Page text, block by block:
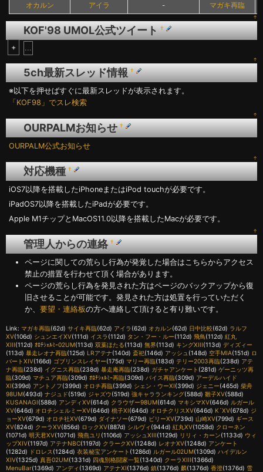
オカルン アイラ - マガキ再臨
↑
KOF'98 UMOL公式ツイート†
+ ...
↑
5ch最新スレッド情報†
※以下を押せばすぐに最新スレッドが表示されます。
「KOF98」でスレ検索
↑
OURPALMお知らせ†
OURPALM公式お知らせ
↑
対応機種†
iOS7以降を搭載したiPhoneまたはiPod touchが必要です。
iPadOS7以降を搭載したiPadが必要です。
Apple M1チップとMacOS11.0以降を搭載したMacが必要です。
↑
管理人からの連絡†
ページに関しての荒らし行為が発覚した場合はこちらからアクセス
禁止の措置を行わせて頂く場合があります。
ページの荒らし行為を発見された方はページのバックアップから復
旧させることが可能です。発見された方は処置を行っていただく
か、 要望・連絡板の方へ連絡して頂けると有り難いです。
Link: マガキ再臨(62d) サイキ再臨(62d) アイラ (62d) オカルン(62d) 日中比較(62d) ラルフ
XV(106d) シュンエイXV(111d) イスラ (112d) タン・フー・ルー(112d) 飛鳥(112d) 紅丸
XIII(112d) ｵﾛﾁｼｪﾙﾐｰ02UM(113d) 双葉ほたる(113d) 無界(113d) キングXIII(113d) ディズィー
(113d) 暴走レオナ再臨(125d) LRアテナ(140d) 斎祀(146d) アッシュ (148d) 空手MIA(151d) ロ
バートXIV(166d) ゴブリンスレイヤー(175d) マリー再臨(183d) テリー2003再臨(238d) アテ
ナ再臨(238d) イグニス再臨(238d) 暴走庵再臨(238d) ガチャアンケート (281d) ゲーニッツ再
臨(309d) マチュア再臨(309d) ｵﾛﾁｼｪﾙﾐｰ再臨(309d) バイス再臨(309d) アーデルハイド
XI(399d) アントノフ(399d) オロチ再臨(399d) シェン・ウーXI(399d) ジェニー(465d) 柴舟
98UM(493d) ナジュド(519d) ジャズウ(519d) 強キャラランキング(588d) 雛子XV(588d)
KUSANAGI(588d) アンディXV(614d) クラウザー98UM(614d) マキシマXV(646d) ルガール
XV(646d) オロチシェルミーXV(646d) 桃子XI(646d) オロチクリスXV(646d) K´XV(678d) ジ
ョーXV(679d) オロチ社XV(679d) ダイナソー(679d) ビリーXV(739d) 山崎XV(799d) ギース
XV(824d) クーラXV(856d) ロックXV(887d) シルヴィ (944d) 紅丸XV(1058d) クローネン
(1071d) 明天君XV(1071d) 飛燕ユリ (1106d) アッシュXIII(1129d) リリィ・カーン(1133d) ウィ
ップXIV(1197d) アテナNBC(1197d) クラークXV(1248d) レオナXV(1248d) アンケート
(1282d) ドロレス (1284d) 衣装秘宝アンケート (1286d) ルガール02UM(1309d) ハイデルン
XIV(1325d) 真吾02UM(1331d) 四魂別格闘家一覧(1340d) クーラXIII(1366d)
MenuBar(1369d) アンディ (1369d) アテナXI(1376d) 鎮(1376d) 麟(1376d) 香澄(1376d) 雪